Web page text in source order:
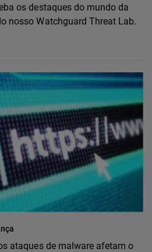
os destaques do mundo da
nosso Watchguard Threat Lab.
ataques de malware afetam o